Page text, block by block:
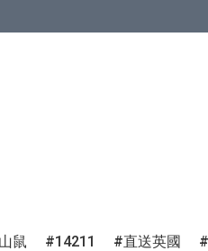
山鼠 14211 直送英國